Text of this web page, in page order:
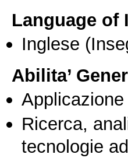
Language of
Inglese
Abilita’
Ricerca,
tecnologie